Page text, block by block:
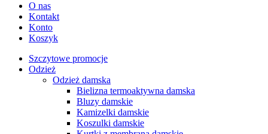
O nas
Kontakt
Konto
Koszyk
Szczytowe promocje
Odzież
Odzież damska
Bielizna termoaktywna damska
Bluzy damskie
Kamizelki damskie
Koszulki damskie